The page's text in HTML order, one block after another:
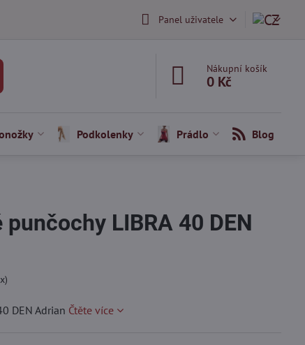
Panel uživatele
Nákupní košík
0 Kč
Podkolenky Prádlo Blog
LIBRA 40 DEN
x)
DEN Adrian Čtěte více